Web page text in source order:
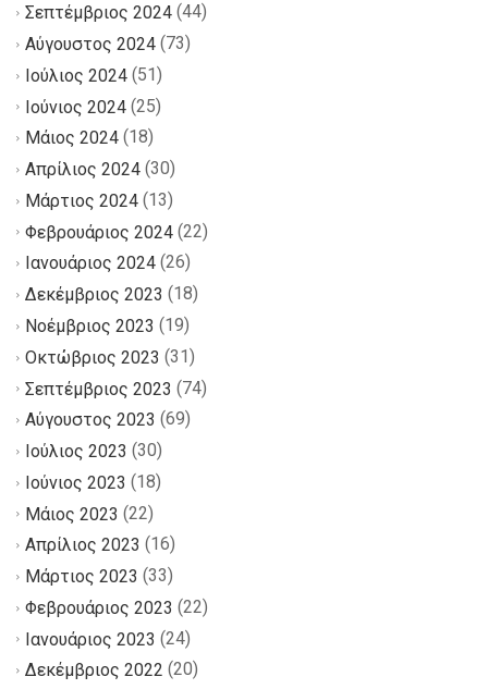
Σεπτέμβριος 2024 (44)
Αύγουστος 2024 (73)
Ιούλιος 2024 (51)
Ιούνιος 2024 (25)
Μάιος 2024 (18)
Απρίλιος 2024 (30)
Μάρτιος 2024 (13)
Φεβρουάριος 2024 (22)
Ιανουάριος 2024 (26)
Δεκέμβριος 2023 (18)
Νοέμβριος 2023 (19)
Οκτώβριος 2023 (31)
Σεπτέμβριος 2023 (74)
Αύγουστος 2023 (69)
Ιούλιος 2023 (30)
Ιούνιος 2023 (18)
Μάιος 2023 (22)
Απρίλιος 2023 (16)
Μάρτιος 2023 (33)
Φεβρουάριος 2023 (22)
Ιανουάριος 2023 (24)
Δεκέμβριος 2022 (20)